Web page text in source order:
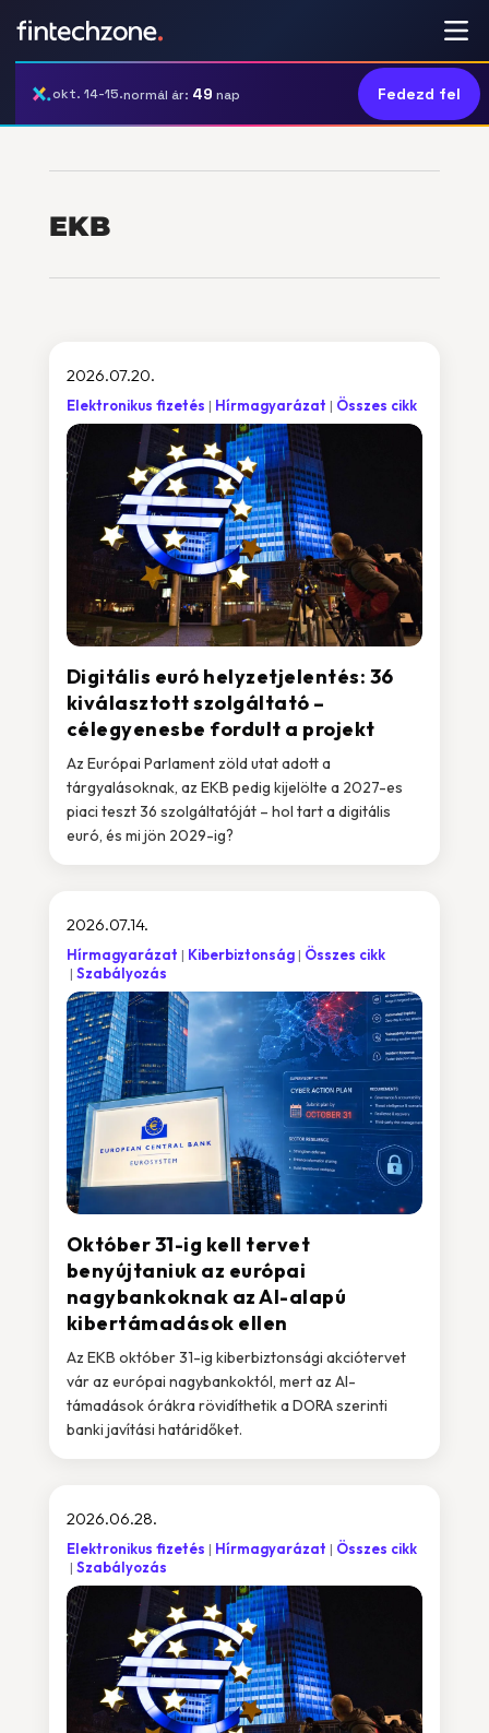
okt. 14-15.normál ár: 49 nap Fedezd fel
EKB
Digitális euró helyzetjelentés: 36
kiválasztott szolgáltató –
célegyenesbe fordult a projekt
2026.07.20.
Elektronikus fizetés Hírmagyarázat Összes cikk
Az Európai Parlament zöld utat adott a
tárgyalásoknak, az EKB pedig kijelölte a 2027-es
piaci teszt 36 szolgáltatóját – hol tart a digitális
euró, és mi jön 2029-ig?
Október 31-ig kell tervet
benyújtaniuk az európai
nagybankoknak az AI-alapú
kibertámadások ellen
2026.07.14.
Hírmagyarázat Kiberbiztonság
Összes cikk
Szabályozás
Az EKB október 31-ig kiberbiztonsági akciótervet
vár az európai nagybankoktól, mert az AI-
támadások órákra rövidíthetik a DORA szerinti
banki javítási határidőket.
2026.06.28.
Elektronikus fizetés Hírmagyarázat
Összes cikk
Szabályozás